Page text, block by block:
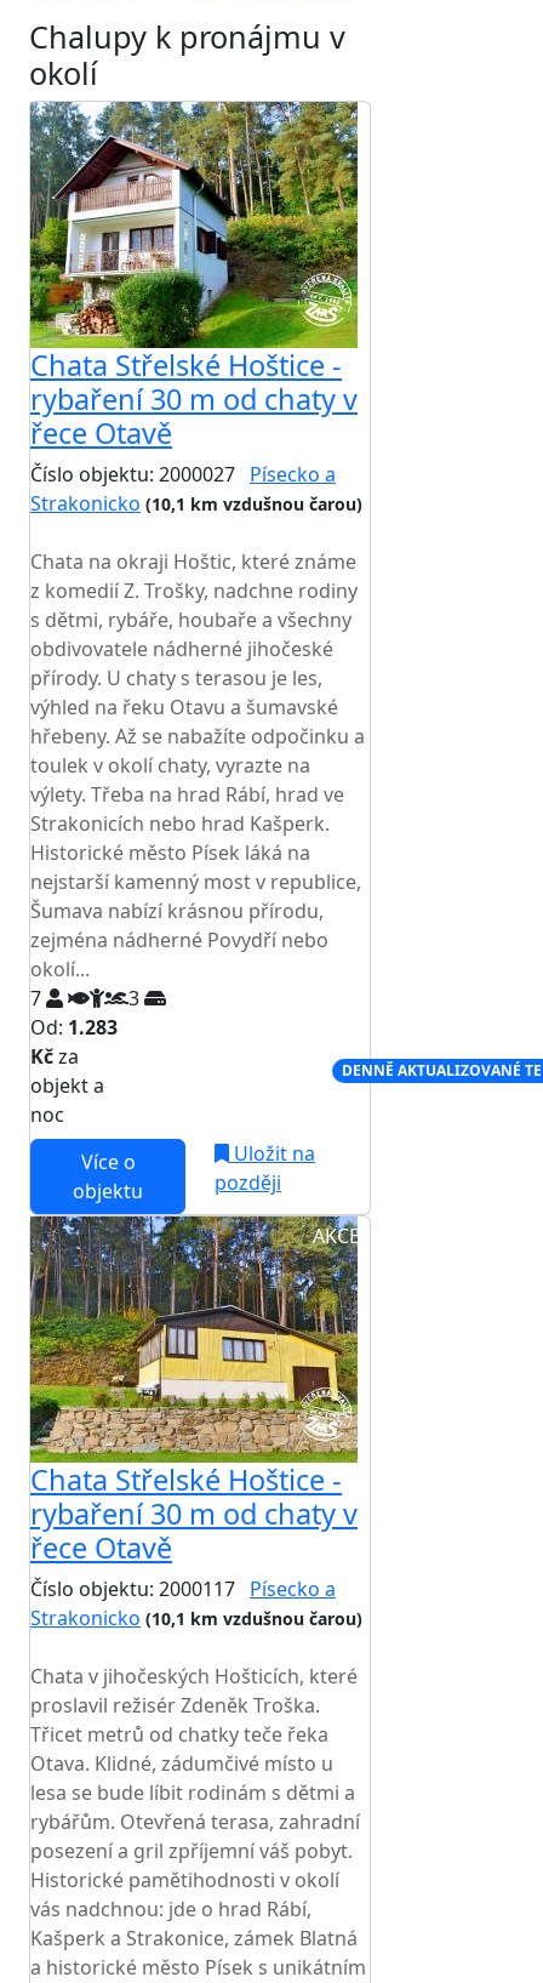
Chalupy k pronájmu v
okolí
Chata Střelské Hoštice -
rybaření 30 m od chaty v
řece Otavě
Číslo objektu: 2000027 Písecko a
Strakonicko (10,1 km vzdušnou čarou)
Chata na okraji Hoštic, které známe
z komedií Z. Trošky, nadchne rodiny
s dětmi, rybáře, houbaře a všechny
obdivovatele nádherné jihočeské
přírody. U chaty s terasou je les,
výhled na řeku Otavu a šumavské
hřebeny. Až se nabažíte odpočinku a
toulek v okolí chaty, vyrazte na
výlety. Třeba na hrad Rábí, hrad ve
Strakonicích nebo hrad Kašperk.
Historické město Písek láká na
nejstarší kamenný most v republice,
Šumava nabízí krásnou přírodu,
zejména nádherné Povydří nebo
okolí...
7
3
Od: 1.283
Kčza
objekt a
noc
DENNĚ AKTUALIZOVANÉ
Více o
objektu
Uložit na
později
AKCE
Chata Střelské Hoštice -
rybaření 30 m od chaty v
řece Otavě
Číslo objektu: 2000117 Písecko a
Strakonicko (10,1 km vzdušnou čarou)
Chata v jihočeských Hošticích, které
proslavil režisér Zdeněk Troška.
Třicet metrů od chatky teče řeka
Otava. Klidné, zádumčivé místo u
lesa se bude líbit rodinám s dětmi a
rybářům. Otevřená terasa, zahradní
posezení a gril zpříjemní váš pobyt.
Historické pamětihodnosti v okolí
vás nadchnou: jde o hrad Rábí,
Kašperk a Strakonice, zámek Blatná
a historické město Písek s unikátním